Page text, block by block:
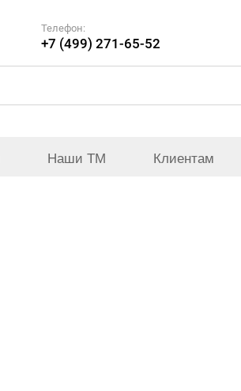
Телефон:
+7 (499) 271-65-52
Наши ТМ Клиентам